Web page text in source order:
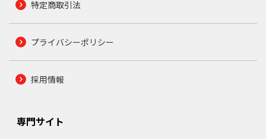
特定商取引法
プライバシーポリシー
採用情報
専門サイト